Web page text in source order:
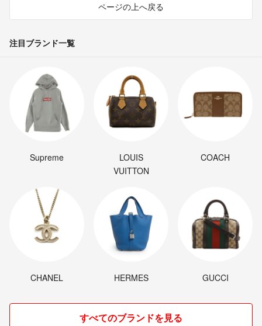
ページの上へ戻る
注目ブランド一覧
Supreme
LOUIS
VUITTON
COACH
CHANEL HERMES GUCCI
すべてのブランドを見る